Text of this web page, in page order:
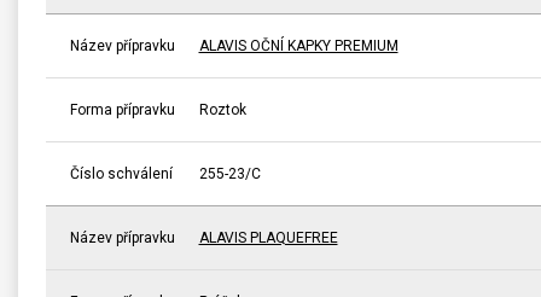
Název přípravku ALAVIS OČNÍ KAPKY PREMIUM
Forma přípravku Roztok
Číslo schválení 255-23/C
Název přípravku ALAVIS PLAQUEFREE